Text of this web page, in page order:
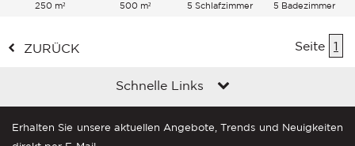
250 m² 500 m² 5 Schlafzimmer 5 Badezimmer
ZURÜCK Seite 1
Schnelle Links
Erhalten Sie unsere aktuellen Angebote, Trends und Neuigkeiten